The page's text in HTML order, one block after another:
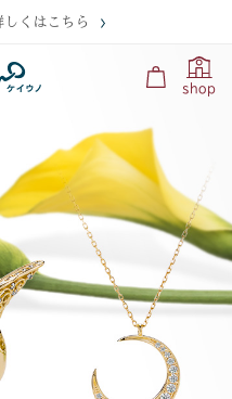
くはこちら
shop
リーフェア」を開催します
まのプーさん』をモチーフに
ルド製のスタチューが登場
ールド製のスタチューが登場
チーフにした、K18イエローゴ
26）
種類を発売（6/19）
のネックレスとピアスに、
動画にてケイウノが紹介されま
にてケイウノのペットジュエ
てケイウノの手作り指輪が登場